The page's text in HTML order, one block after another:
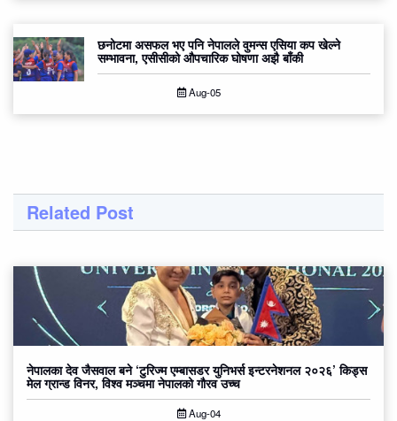
छनोटमा असफल भए पनि नेपालले वुमन्स एसिया कप खेल्ने
सम्भावना, एसीसीको औपचारिक घोषणा अझै बाँकी
Aug-05
Related Post
नेपालका देव जैसवाल बने ‘टुरिज्म एम्बासडर युनिभर्स इन्टरनेशनल २०२६’ किड्स
मेल ग्रान्ड विनर, विश्व मञ्चमा नेपालको गौरव उच्च
Aug-04